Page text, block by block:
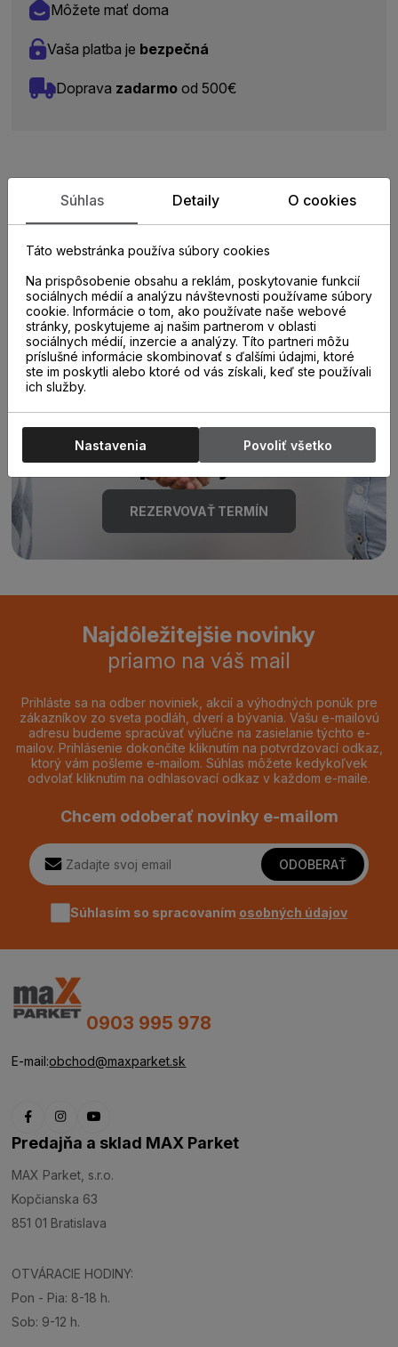
Môžete mať doma
Vaša platba je bezpečná
Doprava zadarmo od 500€
Zistite viac o vlastnostiach
produktu
Poraďte sa s
odborníkom u nás na
predajni.
REZERVOVAŤ TERMÍN
Najdôležitejšie novinky
priamo na váš mail
Prihláste sa na odber noviniek, akcií a výhodných ponúk pre
zákazníkov zo sveta podláh, dverí a bývania. Vašu e-mailovú
adresu budeme spracúvať výlučne na zasielanie týchto e-
mailov. Prihlásenie dokončíte kliknutím na potvrdzovací odkaz,
ktorý vám pošleme e-mailom. Súhlas môžete kedykoľvek
odvolať kliknutím na odhlasovací odkaz v každom e-maile.
Chcem odoberať novinky e-mailom
ODOBERAŤ
Súhlasím so spracovaním osobných údajov
0903 995 978
E-mail:obchod@maxparket.sk
Predajňa a sklad MAX Parket
MAX Parket, s.r.o.
Kopčianska 63
851 01 Bratislava
OTVÁRACIE HODINY:
Pon - Pia: 8-18 h.
Sob: 9-12 h.
Súhlas Detaily O cookies
Táto webstránka používa súbory cookies
Na prispôsobenie obsahu a reklám, poskytovanie funkcií
sociálnych médií a analýzu návštevnosti používame súbory
cookie. Informácie o tom, ako používate naše webové
stránky, poskytujeme aj našim partnerom v oblasti
sociálnych médií, inzercie a analýzy. Títo partneri môžu
príslušné informácie skombinovať s ďalšími údajmi, ktoré
ste im poskytli alebo ktoré od vás získali, keď ste používali
ich služby.
Nastavenia Povoliť všetko